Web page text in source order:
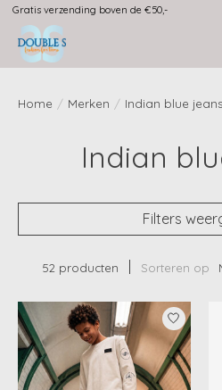
Gratis verzending boven de €50,-
Home / Merken / Indian blue jeans
Indian
Filters
52 producten Sorteren op